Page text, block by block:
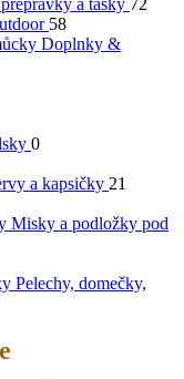
58
Doplnky &
0
a kapsičky 21
Misky a podložky pod
Pelechy, domečky,